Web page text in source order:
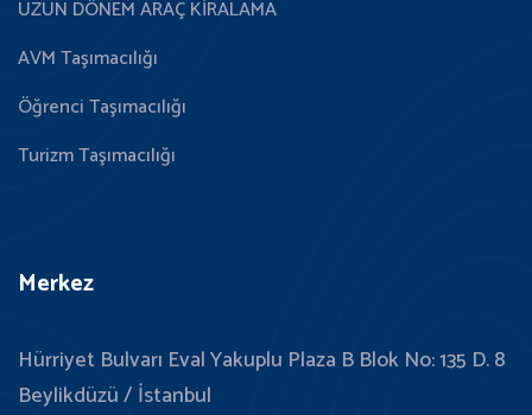
UZUN DÖNEM ARAÇ KİRALAMA
AVM Taşımacılığı
Öğrenci Taşımacılığı
Turizm Taşımacılığı
Merkez
Hürriyet Bulvarı Eval Yakuplu Plaza B Blok No: 135 D. 8
Beylikdüzü / İstanbul